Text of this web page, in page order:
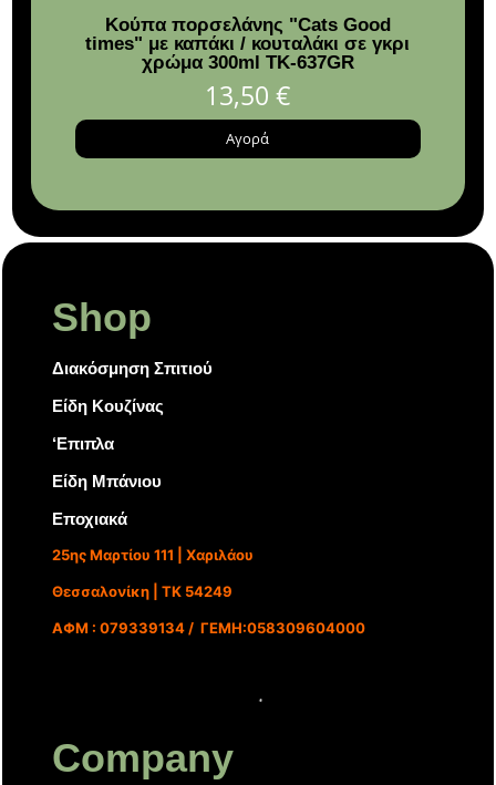
Koύπα πορσελάνης "Cats Good
times" με καπάκι / κουταλάκι σε γκρι
χρώμα 300ml TK-637GR
13,50 €
Αγορά
Shop
Διακόσμηση Σπιτιού
Είδη Κουζίνας
‘Επιπλα
Είδη Μπάνιου
Εποχιακά
25ης Μαρτίου 111 | Χαριλάου
Θεσσαλονίκη | ΤΚ 54249
ΑΦΜ : 079339134 / ΓΕΜΗ:058309604000
Company